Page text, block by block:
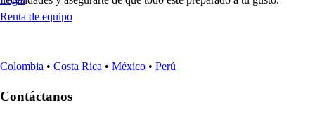
Renta de equipo
Colombia • Costa Rica • México • Perú
Contáctanos